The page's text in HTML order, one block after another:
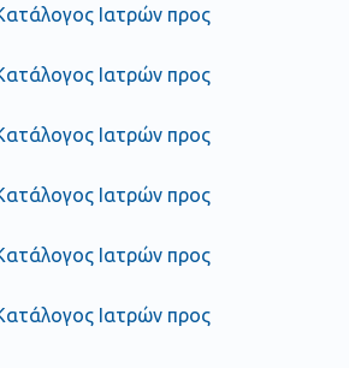
Ιατρών προς
Ιατρών προς
Ιατρών προς
Ιατρών προς
Ιατρών προς
Ιατρών προς